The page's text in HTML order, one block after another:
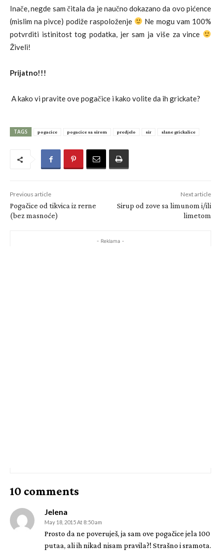
Inače, negde sam čitala da je naučno dokazano da ovo pićence
(mislim na pivce) podiže raspoloženje
Ne mogu vam 100%
potvrditi istinitost tog podatka, jer sam ja više za vince
Živeli!
Prijatno!!!
A kako vi pravite ove pogačice i kako volite da ih grickate?
TAGS pogacice pogacice sa sirom predjelo sir slane grickalice
Previous article
Pogačice od tikvica iz rerne
(bez masnoće)
Next article
Sirup od zove sa limunom i/ili
limetom
- Reklama -
10 comments
Jelena
May 18, 2015 At 8:50 am
Prosto da ne poveruješ, ja sam ove pogačice jela 100
putaa, ali ih nikad nisam pravila?! Strašno i sramota.